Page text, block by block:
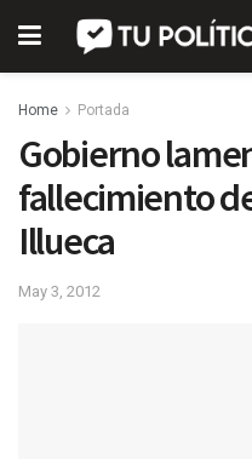
Home Portada
Gobierno
fallecimiento
Illueca
May 3, 2012